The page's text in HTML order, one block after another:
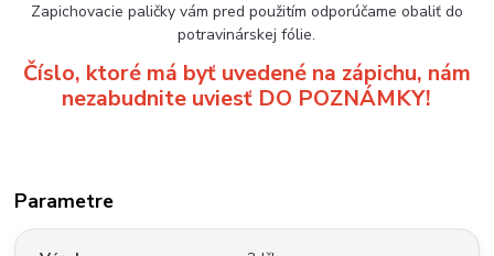
Zapichovacie paličky vám pred použitím odporúčame obaliť do
potravinárskej fólie.
Číslo, ktoré má byť uvedené na zápichu, nám
nezabudnite uviesť DO POZNÁMKY!
Parametre